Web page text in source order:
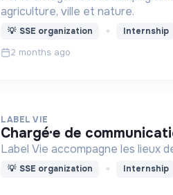
agriculture, ville et nature.
💡 SSE organization Internship
2 months ago
LABEL VIE
chargé·e de
Label Vie accompagne les lieux
💡 SSE organization Internship